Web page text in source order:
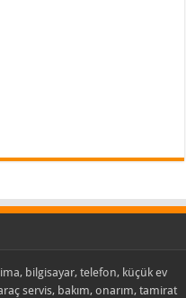
bilgisayar, telefon, küçük ev
servis, bakım, onarım, tamirat